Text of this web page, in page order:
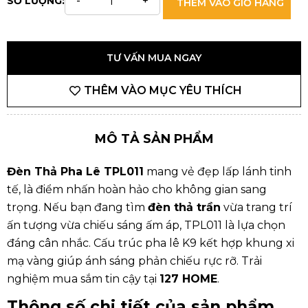
TƯ VẤN MUA NGAY
THÊM VÀO MỤC YÊU THÍCH
MÔ TẢ SẢN PHẨM
Đèn Thả Pha Lê TPL011 mang vẻ đẹp lấp lánh tinh
tế, là điểm nhấn hoàn hảo cho không gian sang
trọng. Nếu bạn đang tìm đèn thả trần vừa trang trí
ấn tượng vừa chiếu sáng ấm áp, TPL011 là lựa chọn
đáng cân nhắc. Cấu trúc pha lê K9 kết hợp khung xi
mạ vàng giúp ánh sáng phản chiếu rực rỡ. Trải
nghiệm mua sắm tin cậy tại 127 HOME.